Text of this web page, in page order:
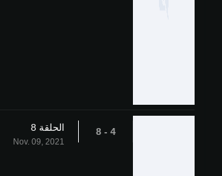
4 - 8 الحلقة 8
Nov. 09, 2021